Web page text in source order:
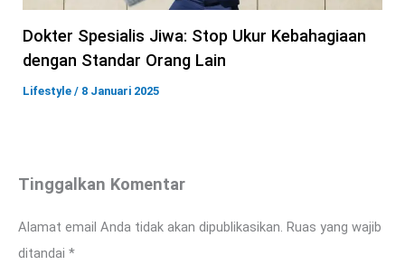
Dokter Spesialis Jiwa: Stop Ukur Kebahagiaan
dengan Standar Orang Lain
Lifestyle / 8 Januari 2025
Tinggalkan Komentar
Alamat email Anda tidak akan dipublikasikan. Ruas yang wajib
ditandai *